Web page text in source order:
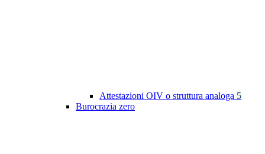
Attestazioni OIV o struttura analoga 5
Burocrazia zero